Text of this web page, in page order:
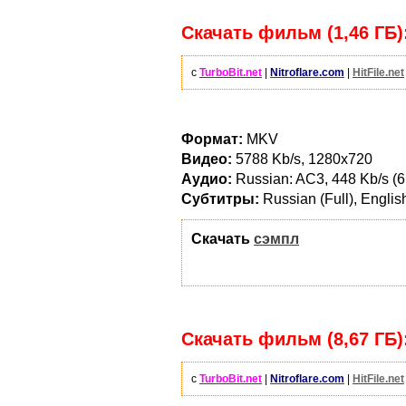
Скачать фильм (1,46
с TurboBit.net Nitroflare.com HitFile.net
Формат: MKV
Видео: 5788 Kb/s, 1280x720
Аудио: Russian: AC3, 448 Kb/s
Субтитры: Russian (Full),
Скачать сэмпл
Скачать фильм (8,67
с TurboBit.net | Nitroflare.com | HitFile.net